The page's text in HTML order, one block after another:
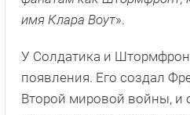
имя Клара Воут».
У Солдатика и
появления. Его создал
Второй мировой войны, и